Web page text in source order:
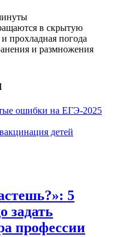
в скрытую
прохладная погода
и размножения
ошибки на ЕГЭ-2025
детей
5
задать
профессии